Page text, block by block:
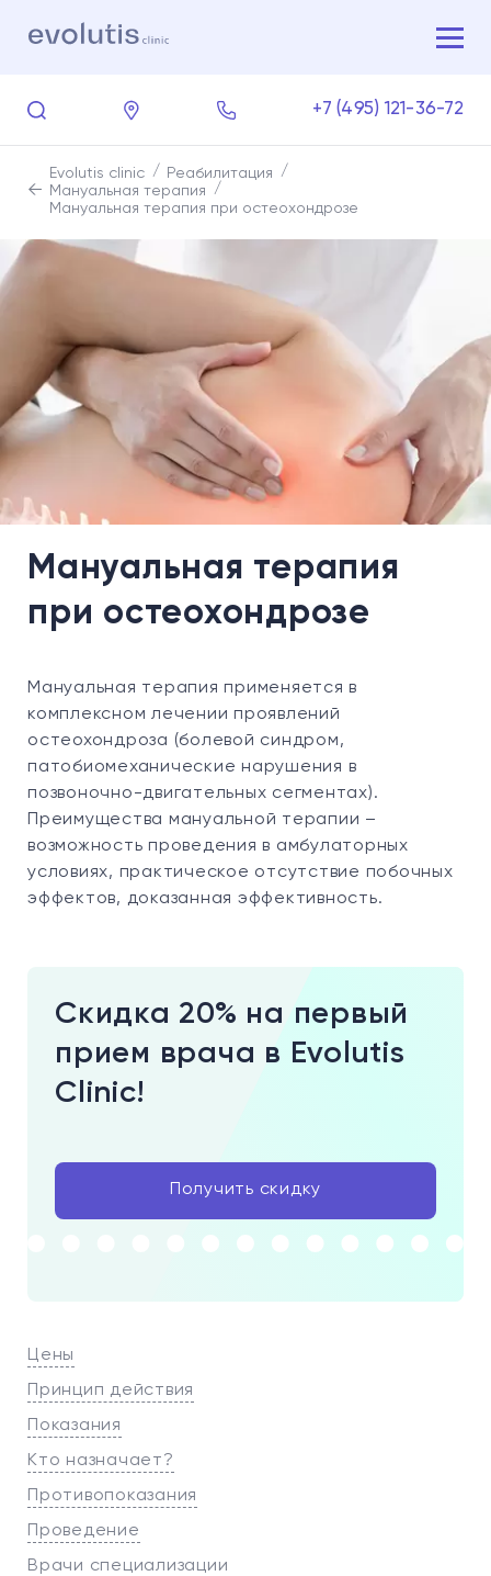
+7 (495) 121-36-72
Evolutis clinic
Реабилитация
Мануальная терапия
Мануальная терапия при остеохондрозе
Мануальная терапия
при остеохондрозе
Цены
Принцип действия
Показания
Кто назначает?
Противопоказания
Проведение
Врачи специализации
Мануальная терапия применяется в
комплексном лечении проявлений
остеохондроза (болевой синдром,
патобиомеханические нарушения в
позвоночно-двигательных сегментах).
Преимущества мануальной терапии –
возможность проведения в амбулаторных
условиях, практическое отсутствие побочных
эффектов, доказанная эффективность.
Скидка 20% на первый
прием врача в Evolutis
Clinic!
Получить скидку